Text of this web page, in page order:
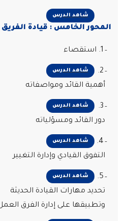
شاهد الدرس
المحور الخامس : قيادة الفريق
شاهد الدرس
2.
أهمية القائد ومواصفاته
شاهد الدرس
3.
دور القائد ومسؤلياته
شاهد الدرس
4.
التفوق القيادي وإدارة التغيير
شاهد الدرس
5.
تحديد مهارات القيادة الحديثة
وتطبيقها على إدارة الفرق العمل